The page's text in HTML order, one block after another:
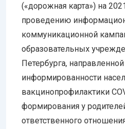
(«дорожная карта») на
проведению
коммуникационной
образовательных
Петербурга,
информированности
вакцинопрофилактики
формирования у
ответственного